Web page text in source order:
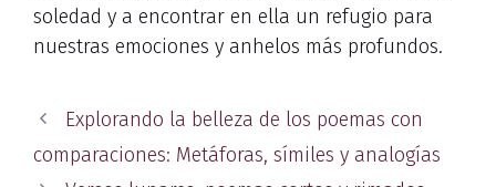
soledad y a encontrar en ella un refugio para
nuestras emociones y anhelos más profundos.
Explorando la belleza de los poemas con
comparaciones: Metáforas, símiles y analogías